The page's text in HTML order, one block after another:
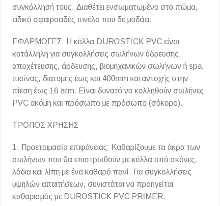
συγκόλλησή τους. Διαθέτει ενσωματωμένο στο πώμα,
ειδικό σφαιροειδές πινέλο που δε μαδάει.
ΕΦΑΡΜΟΓΕΣ: Η κόλλα DUROSTICK PVC είναι
κατάλληλη για συγκολλήσεις σωλήνων ύδρευσης,
αποχέτευσης, άρδευσης, βιομηχανικών σωλήνων ή spa,
πισίνας, διατομής έως και 400mm και αντοχής στην
πίεση έως 16 atm. Είναι δυνατό να κολληθούν σωλήνες
PVC ακόμη και πρόσωπο με πρόσωπο (σόκορο).
ΤΡOΠΟΣ ΧΡΗΣΗΣ
1. Προετοιμασία επιφάνειας: Καθαρίζουμε τα άκρα των
σωλήνων που θα επιστρωθούν με κόλλα από σκόνες,
λάδια και λίπη με ένα καθαρό πανί. Για συγκολλήσεις
υψηλών απαιτήσεων, συνιστάται να προηγείται
καθαρισμός με DUROSTICK PVC PRIMER.